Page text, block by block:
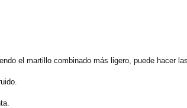
el martillo combinado más ligero, puede hacer